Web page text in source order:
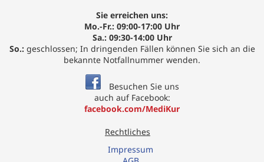
Sie erreichen uns:
Mo.-Fr.: 09:00-17:00 Uhr
Sa.: 09:30-14:00 Uhr
So.:geschlossen; In dringenden Fällen können Sie sich an die
bekannte Notfallnummer wenden.
Besuchen Sie uns
auch auf Facebook:
facebook.com/MediKur
Rechtliches
Impressum